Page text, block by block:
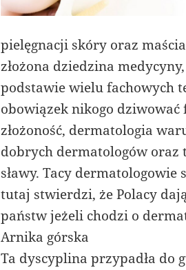
pielęgnacji skóry oraz
złożona dziedzina
podstawie wielu fachowych
obowiązek nikogo dziwować
złożoność, dermatologia
dobrych dermatologów oraz
sławy. Tacy
tutaj stwierdzi, że Polacy
państw jeżeli chodzi o
Arnika górska
Ta dyscyplina przypadła do